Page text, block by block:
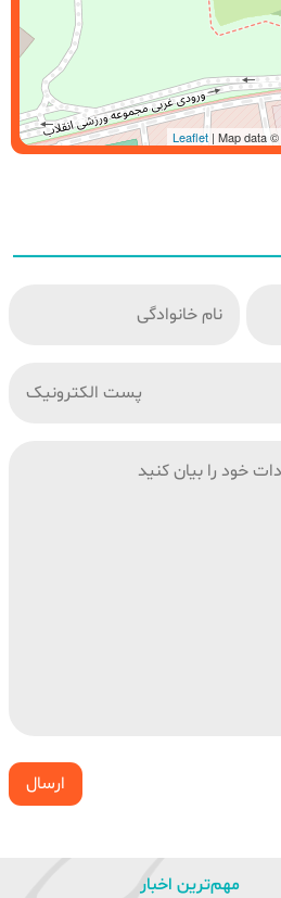
Leaflet| Map data ©
ارسال
مهم‌ترین اخبار